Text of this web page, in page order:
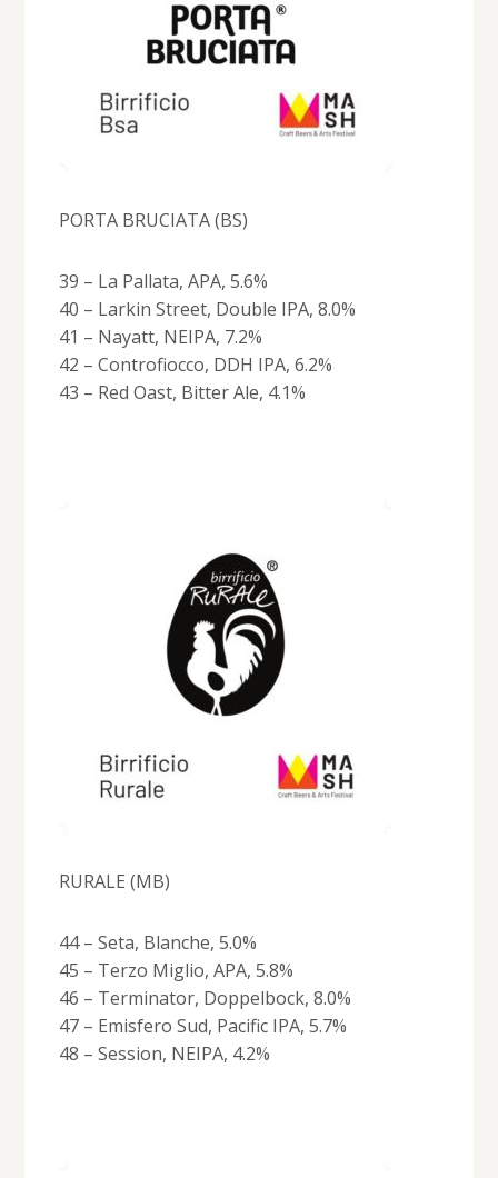
PORTA BRUCIATA (BS)
39 – La Pallata, APA, 5.6%
40 – Larkin Street, Double IPA, 8.0%
41 – Nayatt, NEIPA, 7.2%
42 – Controfiocco, DDH IPA, 6.2%
43 – Red Oast, Bitter Ale, 4.1%
RURALE (MB)
44 – Seta, Blanche, 5.0%
45 – Terzo Miglio, APA, 5.8%
46 – Terminator, Doppelbock, 8.0%
47 – Emisfero Sud, Pacific IPA, 5.7%
48 – Session, NEIPA, 4.2%